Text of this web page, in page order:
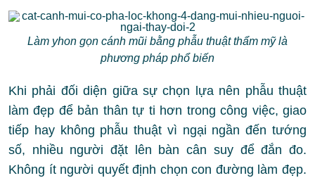
Làm yhon gọn cánh mũi bằng phẫu thuật thẩm mỹ là
phương pháp phổ biến
Khi phải đối diện giữa sự chọn lựa nên phẫu thuật
làm đẹp để bản thân tự ti hơn trong công việc, giao
tiếp hay không phẫu thuật vì ngại ngần đến tướng
số, nhiều người đặt lên bàn cân suy để đắn đo.
Không ít người quyết định chọn con đường làm đẹp.